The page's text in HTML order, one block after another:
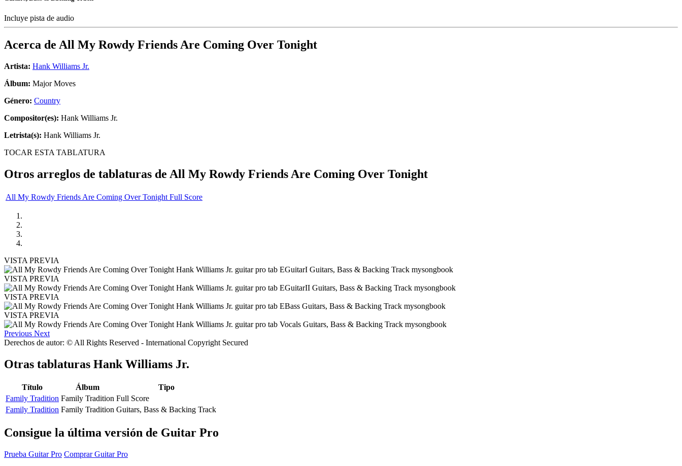
Incluye pista de audio
Acerca de All My Rowdy Friends Are Coming Over Tonight
Artista: Hank Williams Jr.
Álbum: Major Moves
Género: Country
Compositor(es): Hank Williams Jr.
Letrista(s): Hank Williams Jr.
TOCAR ESTA TABLATURA
Otros arreglos de tablaturas de All My Rowdy Friends Are Coming Over Tonight
All My Rowdy Friends Are Coming Over Tonight Full Score
VISTA PREVIA
VISTA PREVIA
VISTA PREVIA
VISTA PREVIA
Previous Next
Derechos de autor: © All Rights Reserved - International Copyright Secured
Otras tablaturas Hank Williams Jr.
Título Álbum
Tipo
Family Tradition Family Tradition Full Score
Family Tradition Family Tradition Guitars, Bass & Backing Track
Consigue la última versión de Guitar Pro
Prueba Guitar Pro Comprar Guitar Pro